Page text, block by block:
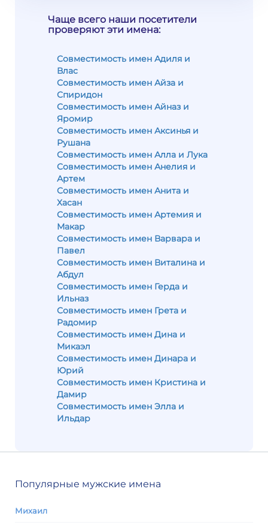
Чаще всего наши посетители
проверяют эти имена:
Совместимость имен Адиля и
Влас
Совместимость имен Айза и
Спиридон
Совместимость имен Айназ и
Яромир
Совместимость имен Аксинья и
Рушана
Совместимость имен Алла и Лука
Совместимость имен Анелия и
Артем
Совместимость имен Анита и
Хасан
Совместимость имен Артемия и
Макар
Совместимость имен Варвара и
Павел
Совместимость имен Виталина и
Абдул
Совместимость имен Герда и
Ильназ
Совместимость имен Грета и
Радомир
Совместимость имен Дина и
Микаэл
Совместимость имен Динара и
Юрий
Совместимость имен Кристина и
Дамир
Совместимость имен Элла и
Ильдар
Популярные мужские имена
Михаил